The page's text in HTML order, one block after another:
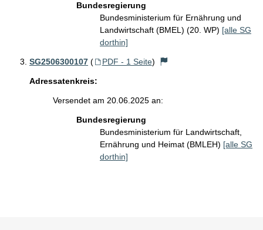
Bundesregierung
Bundesministerium für Ernährung und
Landwirtschaft (BMEL) (20. WP) [alle SG
dorthin]
SG2506300107 ( PDF - 1 Seite)
Adressatenkreis:
Versendet am 20.06.2025 an:
Bundesregierung
Bundesministerium für Landwirtschaft,
Ernährung und Heimat (BMLEH) [alle SG
dorthin]